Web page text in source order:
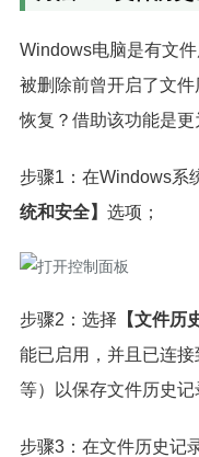
Windows电脑是有文
被删除前曾开启了文
恢复？借助该功能是更
步骤1：在Windows系
统和安全】 选项；
步骤2：选择 【文件历
能已启用，并且已连
等）以保存文件历史记
步骤3：在文件历史记